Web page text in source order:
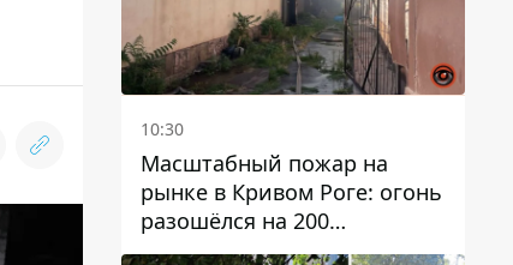
10:30
Масштабный пожар на
рынке в Кривом Роге: огонь
разошёлся на 200
квадратных метров